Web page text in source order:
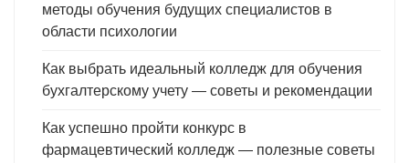
методы обучения будущих специалистов в
области психологии
Как выбрать идеальный колледж для обучения
бухгалтерскому учету — советы и рекомендации
Как успешно пройти конкурс в
фармацевтический колледж — полезные советы